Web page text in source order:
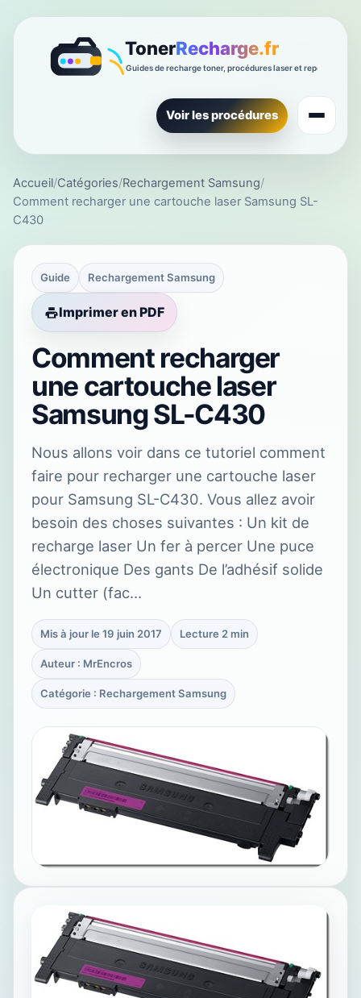
Voir les procédures
Accueil/Catégories/Rechargement Samsung/
Comment recharger une cartouche laser Samsung SL-
C430
Guide Rechargement Samsung
Imprimer en PDF
Comment recharger
une cartouche laser
Samsung SL-C430
Nous allons voir dans ce tutoriel comment
faire pour recharger une cartouche laser
pour Samsung SL-C430. Vous allez avoir
besoin des choses suivantes : Un kit de
recharge laser Un fer à percer Une puce
électronique Des gants De l’adhésif solide
Un cutter (fac…
Mis à jour le 19 juin 2017 Lecture 2 min
Auteur : MrEncros
Catégorie : Rechargement Samsung